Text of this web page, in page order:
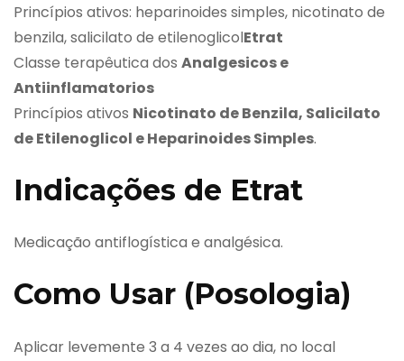
Princípios ativos: heparinoides simples, nicotinato de
benzila, salicilato de etilenoglicolEtrat
Classe terapêutica dos Analgesicos e
Antiinflamatorios
Princípios ativos Nicotinato de Benzila, Salicilato
de Etilenoglicol e Heparinoides Simples.
Indicações de Etrat
Medicação antiflogística e analgésica.
Como Usar (Posologia)
Aplicar levemente 3 a 4 vezes ao dia, no local